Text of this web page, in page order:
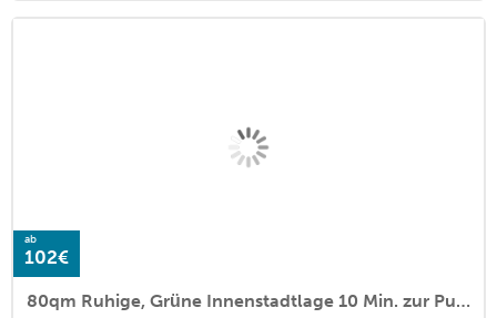
ab
102€
80qm Ruhige, Grüne Innenstadtlage 10 Min. zur Pulsierenden Altstadt